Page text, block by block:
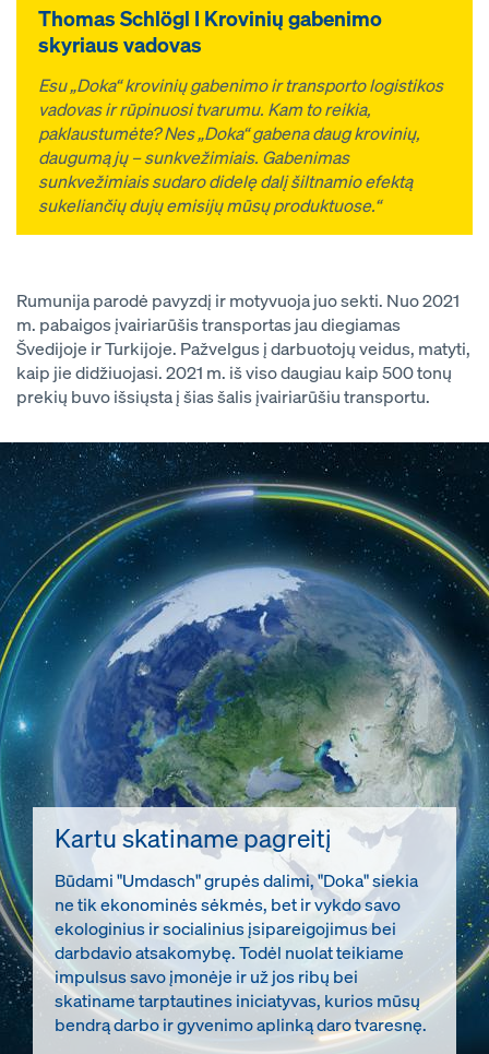
Thomas Schlögl I Krovinių gabenimo
skyriaus vadovas
Esu „Doka“ krovinių gabenimo ir transporto logistikos
vadovas ir rūpinuosi tvarumu. Kam to reikia,
paklaustumėte? Nes „Doka“ gabena daug krovinių,
daugumą jų – sunkvežimiais. Gabenimas
sunkvežimiais sudaro didelę dalį šiltnamio efektą
sukeliančių dujų emisijų mūsų produktuose.“
Rumunija parodė pavyzdį ir motyvuoja juo sekti. Nuo 2021
m. pabaigos įvairiarūšis transportas jau diegiamas
Švedijoje ir Turkijoje. Pažvelgus į darbuotojų veidus, matyti,
kaip jie didžiuojasi. 2021 m. iš viso daugiau kaip 500 tonų
prekių buvo išsiųsta į šias šalis įvairiarūšiu transportu.
Kartu skatiname pagreitį
Būdami "Umdasch" grupės dalimi, "Doka" siekia
ne tik ekonominės sėkmės, bet ir vykdo savo
ekologinius ir socialinius įsipareigojimus bei
darbdavio atsakomybę. Todėl nuolat teikiame
impulsus savo įmonėje ir už jos ribų bei
skatiname tarptautines iniciatyvas, kurios mūsų
bendrą darbo ir gyvenimo aplinką daro tvaresnę.